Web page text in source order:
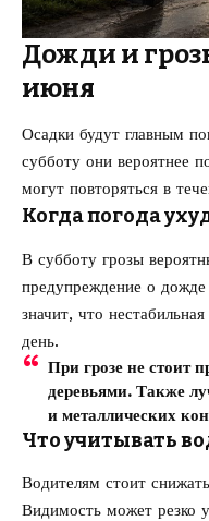
Дожди и
июня
Осадки будут главным
субботу они вероятнее
могут повторяться в
Когда погода
В субботу грозы
предупреждение о
значит, что
день.
При грозе не стоит
деревьями. Также
и металлических
Что учитывать
Водителям стоит
Видимость может резко